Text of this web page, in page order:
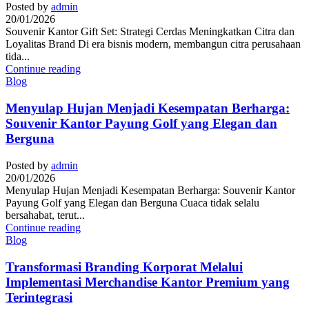
Posted by admin
20/01/2026
Souvenir Kantor Gift Set: Strategi Cerdas Meningkatkan Citra dan
Loyalitas Brand Di era bisnis modern, membangun citra perusahaan
tida...
Continue reading
Blog
Menyulap Hujan Menjadi Kesempatan Berharga:
Souvenir Kantor Payung Golf yang Elegan dan
Berguna
Posted by admin
20/01/2026
Menyulap Hujan Menjadi Kesempatan Berharga: Souvenir Kantor
Payung Golf yang Elegan dan Berguna Cuaca tidak selalu
bersahabat, terut...
Continue reading
Blog
Transformasi Branding Korporat Melalui
Implementasi Merchandise Kantor Premium yang
Terintegrasi